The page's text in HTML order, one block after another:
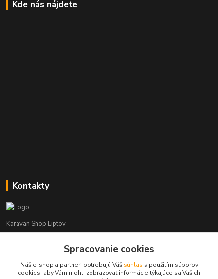
Kde nás nájdete
Kontakty
Karavan Shop Liptov
+421 903 626 885
info@karavanshopliptov.sk
Spracovanie cookies
Náš e-shop a partneri potrebujú Váš súhlas s použitím súborov
cookies, aby Vám mohli zobrazovať informácie týkajúce sa Vašich